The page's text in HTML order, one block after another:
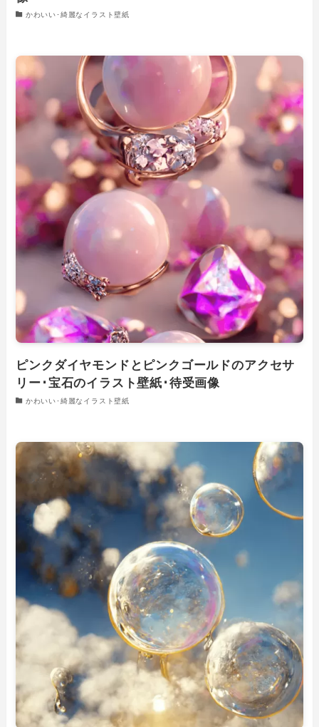
かわいい･綺麗なイラスト壁紙
ピンクダイヤモンドとピンクゴールドのアクセサ
リー･宝石のイラスト壁紙･待受画像
かわいい･綺麗なイラスト壁紙